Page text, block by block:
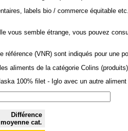
labels bio / commerce équitable
vous semble étrange, vous pouvez
référence (VNR) sont indiqués pour une
aliments de la catégorie Colins (produits).
100% filet - Iglo avec un autre
Différence
moyenne cat.